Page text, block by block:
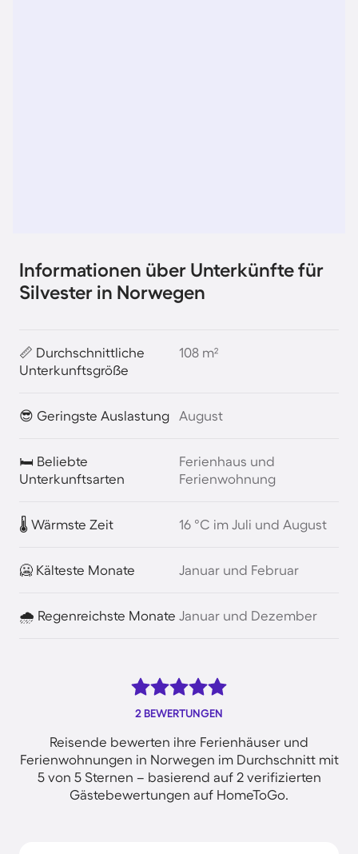
Informationen über Unterkünfte für
Silvester in Norwegen
📏 Durchschnittliche
Unterkunftsgröße
108 m²
😎 Geringste Auslastung August
🛏️ Beliebte
Unterkunftsarten
Ferienhaus und
Ferienwohnung
🌡️ Wärmste Zeit 16 °C im Juli und August
🥶 Kälteste Monate Januar und Februar
🌧️ Regenreichste Monate Januar und Dezember
2 BEWERTUNGEN
Reisende bewerten ihre Ferienhäuser und
Ferienwohnungen in Norwegen im Durchschnitt mit
5 von 5 Sternen – basierend auf 2 verifizierten
Gästebewertungen auf HomeToGo.